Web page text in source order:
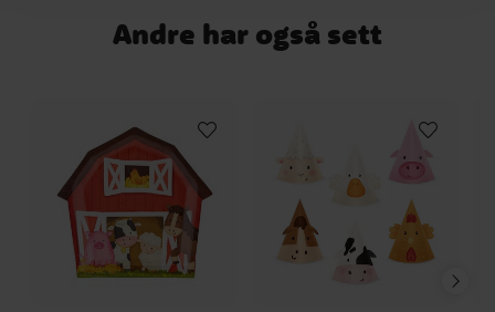
godsaker på. Tallerkenene er 20 x 20 cm
Andre har også sett